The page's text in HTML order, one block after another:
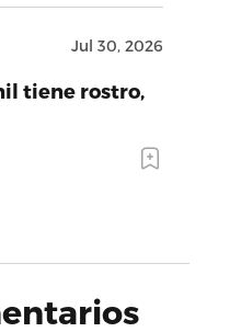
Jul 30, 2026
tiene rostro,